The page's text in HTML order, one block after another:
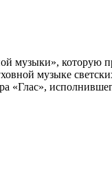
музыки»,
музыке
«Глас»,